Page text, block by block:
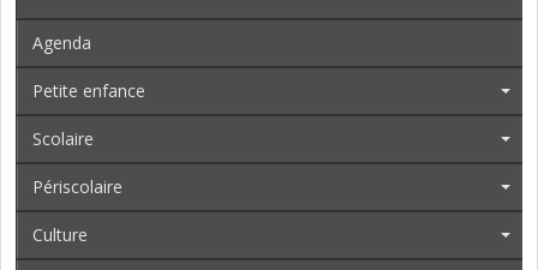
Agenda
Petite enfance
Scolaire
Périscolaire
Culture